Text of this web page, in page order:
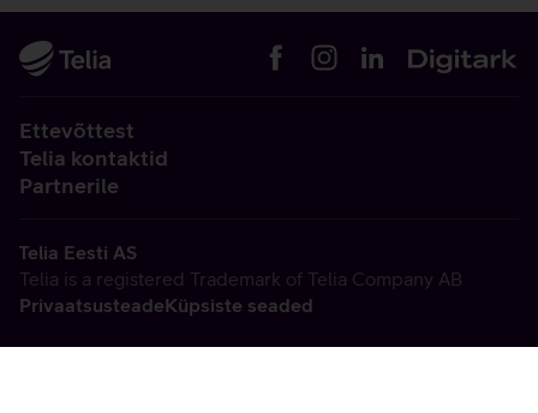
Ettevõttest
Telia kontaktid
Partnerile
Telia Eesti AS
Telia is a registered Trademark of Telia Company AB
PrivaatsusteadeKüpsiste seaded